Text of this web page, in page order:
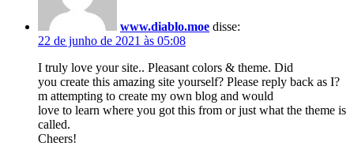
www.diablo.moe disse:
22 de junho de 2021 às 05:08
I truly love your site.. Pleasant colors & theme. Did
you create this amazing site yourself? Please reply back as I?
m attempting to create my own blog and would
love to learn where you got this from or just what the theme is
called.
Cheers!